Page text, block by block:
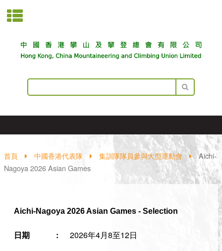
首頁 中國香港代表隊 集訓隊隊員參與大型運動會
Aichi-
Nagoya 2026 Asian Games
Aichi-Nagoya 2026 Asian Games - Selection
日期 : 2026年4月8至12日